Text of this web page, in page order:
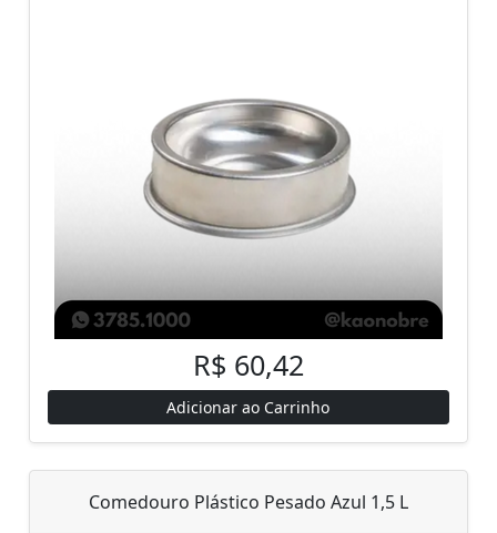
R$ 60,42
Adicionar ao Carrinho
Comedouro Plástico Pesado Azul 1,5 L